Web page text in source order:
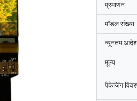
प्रमाणन
मॉडल संख्या
न्यूनतम आदेश
मूल्य
पैकेजिंग